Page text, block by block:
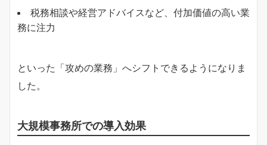
税務相談や経営アドバイスなど、付加価値の高い業
務に注力
といった「攻めの業務」へシフトできるようになりま
した。
大規模事務所での導入効果